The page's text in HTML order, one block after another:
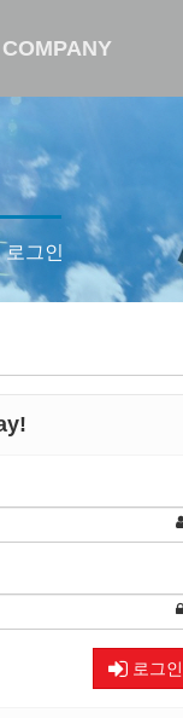
COMPANY
로그인
로그인